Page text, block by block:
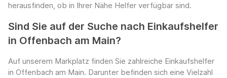
herausfinden, ob in Ihrer Nähe Helfer verfügbar sind.
Sind Sie auf der Suche nach Einkaufshelfer
in Offenbach am Main?
Auf unserem Markplatz finden Sie zahlreiche Einkaufshelfer
in Offenbach am Main. Darunter befinden sich eine Vielzahl